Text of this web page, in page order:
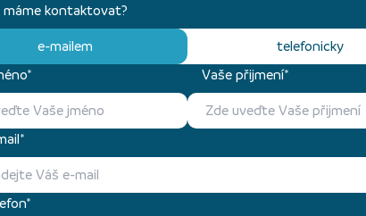
máme kontaktovat?
e-mailem
telefonicky
Vaše přijmení*